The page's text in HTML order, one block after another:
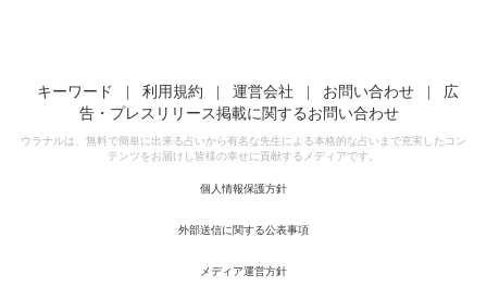
キーワード 利用規約 運営会社 お問い合わせ
広
告・プレスリリース掲載に関するお問い合わせ
ウラナルは、無料で簡単に出来る占いから有名な先生による本格的な占いまで充実したコン
テンツをお届けし皆様の幸せに貢献するメディアです。
個人情報保護方針
外部送信に関する公表事項
メディア運営方針